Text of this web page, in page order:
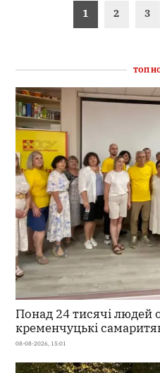
1 2 3
ТОП
Понад 24 тисячі людей
кременчуцькі
08-08-2026, 15:01